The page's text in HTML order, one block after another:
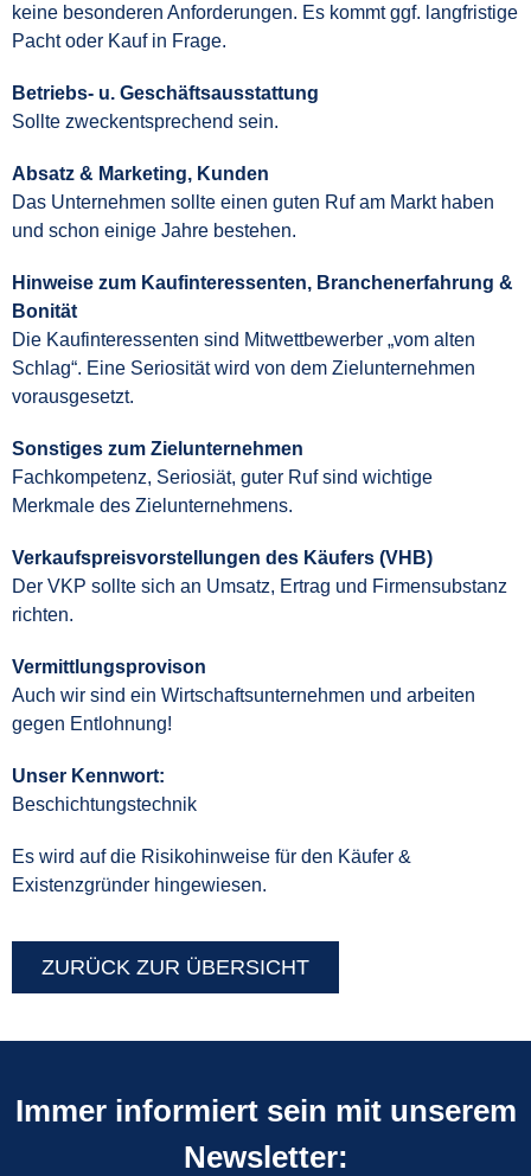
keine besonderen Anforderungen. Es kommt ggf. langfristige
Pacht oder Kauf in Frage.
Betriebs- u. Geschäftsausstattung
Sollte zweckentsprechend sein.
Absatz & Marketing, Kunden
Das Unternehmen sollte einen guten Ruf am Markt haben
und schon einige Jahre bestehen.
Hinweise zum Kaufinteressenten, Branchenerfahrung &
Bonität
Die Kaufinteressenten sind Mitwettbewerber „vom alten
Schlag“. Eine Seriosität wird von dem Zielunternehmen
vorausgesetzt.
Sonstiges zum Zielunternehmen
Fachkompetenz, Seriosiät, guter Ruf sind wichtige
Merkmale des Zielunternehmens.
Verkaufspreisvorstellungen des Käufers (VHB)
Der VKP sollte sich an Umsatz, Ertrag und Firmensubstanz
richten.
Vermittlungsprovison
Auch wir sind ein Wirtschaftsunternehmen und arbeiten
gegen Entlohnung!
Unser Kennwort:
Beschichtungstechnik
Es wird auf die Risikohinweise für den Käufer &
Existenzgründer hingewiesen.
ZURÜCK ZUR ÜBERSICHT
Immer informiert sein mit unserem
Newsletter: